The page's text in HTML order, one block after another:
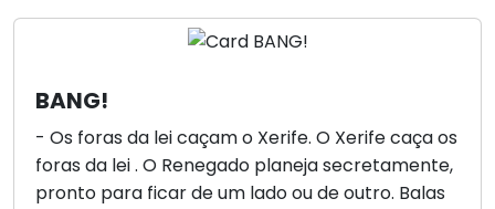
BANG!
- Os foras da lei caçam o Xerife. O Xerife caça os
foras da lei . O Renegado planeja secretamente,
pronto para ficar de um lado ou de outro. Balas